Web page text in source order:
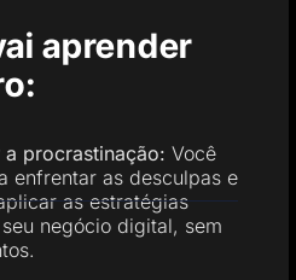
aprender
procrastinação: Você
enfrentar as desculpas e
as estratégias
negócio digital, sem